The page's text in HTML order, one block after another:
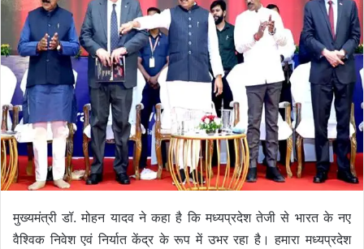
मुख्यमंत्री डॉ. मोहन यादव ने कहा है कि मध्यप्रदेश तेजी से भारत के नए
वैश्विक निवेश एवं निर्यात केंद्र के रूप में उभर रहा है। हमारा मध्यप्रदेश